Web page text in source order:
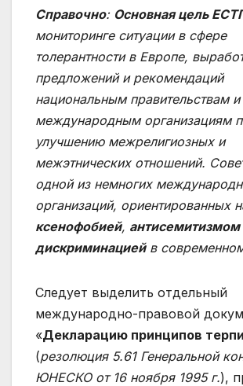
Справочно: Основная цель
мониторинге ситуации в сфере
толерантности в Европе,
предложений и рекомендаций
национальным правительствам и
международным организациям
улучшению межрелигиозных и
межэтнических отношений.
одной из немногих
организаций, ориентированных
ксенофобией, антисемитизмом
дискриминациейв
Следует выделить отдельный
международно-правовой
«Декларацию принципов
(резолюция5.61 Генеральной
ЮНЕСКО от 16 ноября 1995 г.),